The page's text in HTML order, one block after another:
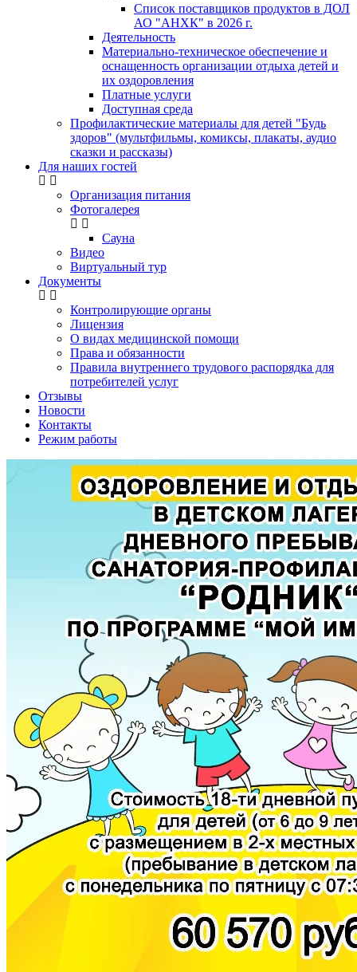
Список поставщиков продуктов в ДОЛ
АО "АНХК" в 2026 г.
Деятельность
Материально-техническое обеспечение и
оснащенность организации отдыха детей и
их оздоровления
Платные услуги
Доступная среда
Профилактические материалы для детей "Будь
здоров" (мультфильмы, комиксы, плакаты, аудио
сказки и рассказы)
Для наших гостей
Организация питания
Фотогалерея
Сауна
Видео
Виртуальный тур
Документы
Контролирующие органы
Лицензия
О видах медицинской помощи
Права и обязанности
Правила внутреннего трудового распорядка для
потребителей услуг
Отзывы
Новости
Контакты
Режим работы